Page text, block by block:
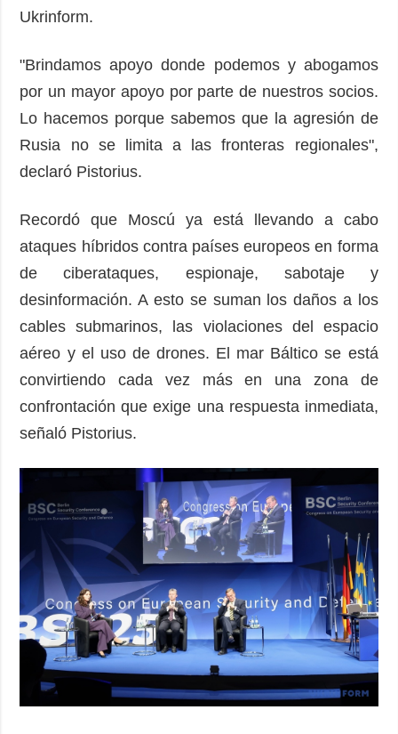
Ukrinform.
"Brindamos apoyo donde podemos y abogamos
por un mayor apoyo por parte de nuestros socios.
Lo hacemos porque sabemos que la agresión de
Rusia no se limita a las fronteras regionales",
declaró Pistorius.
Recordó que Moscú ya está llevando a cabo
ataques híbridos contra países europeos en forma
de ciberataques, espionaje, sabotaje y
desinformación. A esto se suman los daños a los
cables submarinos, las violaciones del espacio
aéreo y el uso de drones. El mar Báltico se está
convirtiendo cada vez más en una zona de
confrontación que exige una respuesta inmediata,
señaló Pistorius.